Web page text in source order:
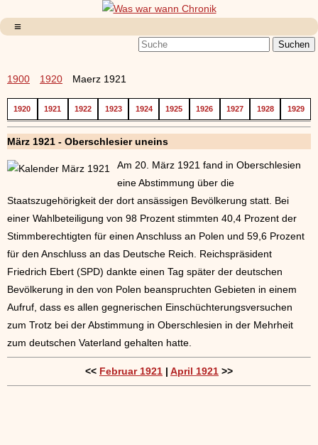
1900 1920 Maerz 1921
1920 1921 1922 1923 1924 1925 1926 1927 1928 1929
März 1921 - Oberschlesier uneins
Am 20. März 1921 fand in Oberschlesien
eine Abstimmung über die
Staatszugehörigkeit der dort ansässigen Bevölkerung statt. Bei
einer Wahlbeteiligung von 98 Prozent stimmten 40,4 Prozent der
Stimmberechtigten für einen Anschluss an Polen und 59,6 Prozent
für den Anschluss an das Deutsche Reich. Reichspräsident
Friedrich Ebert (SPD) dankte einen Tag später der deutschen
Bevölkerung in den von Polen beanspruchten Gebieten in einem
Aufruf, dass es allen gegnerischen Einschüchterungsversuchen
zum Trotz bei der Abstimmung in Oberschlesien in der Mehrheit
zum deutschen Vaterland gehalten hatte.
<< Februar 1921 | April 1921 >>